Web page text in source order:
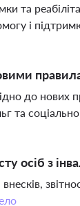
та
і
до нових
та
осіб з